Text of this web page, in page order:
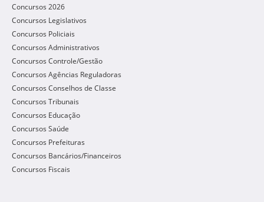
Concursos 2026
Concursos Legislativos
Concursos Policiais
Concursos Administrativos
Concursos Controle/Gestão
Concursos Agências Reguladoras
Concursos Conselhos de Classe
Concursos Tribunais
Concursos Educação
Concursos Saúde
Concursos Prefeituras
Concursos Bancários/Financeiros
Concursos Fiscais